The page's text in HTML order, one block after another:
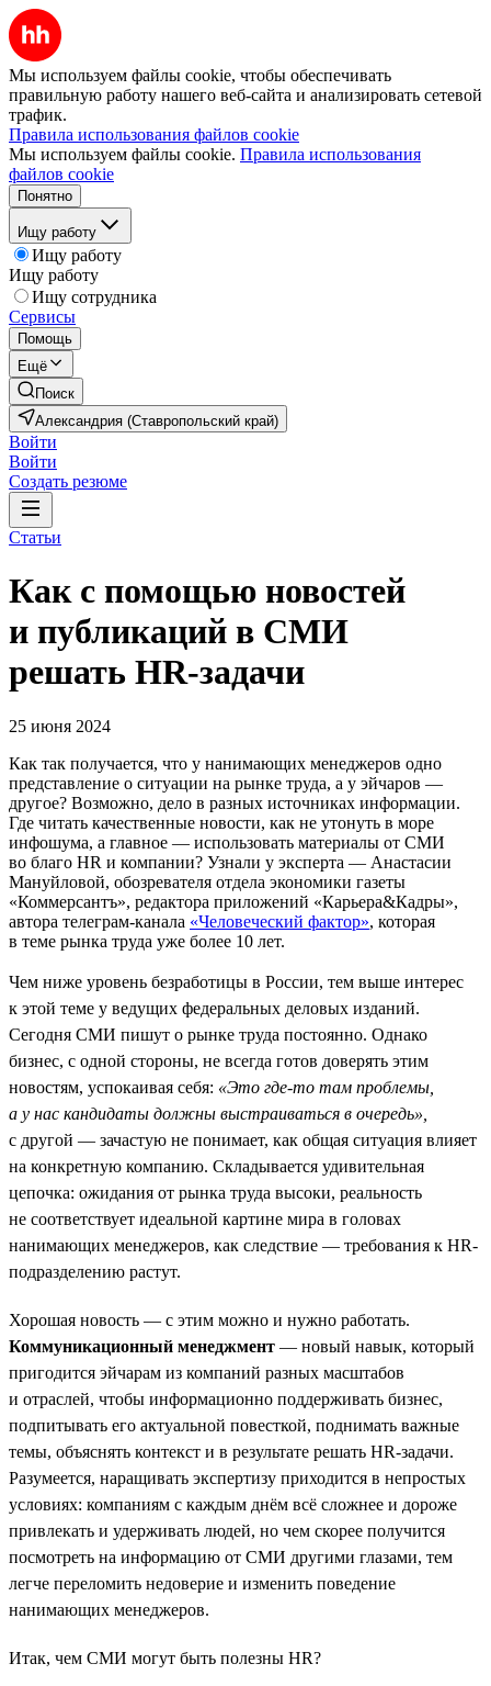
Мы используем файлы cookie, чтобы обеспечивать
правильную работу нашего веб-сайта и анализировать сетевой
трафик.
Правила использования файлов cookie
Мы используем файлы cookie. Правила использования
файлов cookie
Понятно
Ищу работу
Ищу работу
Ищу работу
Ищу сотрудника
Сервисы
Помощь
Ещё
Поиск
Александрия (Ставропольский край)
Войти
Войти
Создать резюме
Статьи
Как с помощью новостей
и публикаций в СМИ
решать HR-задачи
25 июня 2024
Как так получается, что у нанимающих менеджеров одно
представление о ситуации на рынке труда, а у эйчаров —
другое? Возможно, дело в разных источниках информации.
Где читать качественные новости, как не утонуть в море
инфошума, а главное — использовать материалы от СМИ
во благо HR и компании? Узнали у эксперта — Анастасии
Мануйловой, обозревателя отдела экономики газеты
«Коммерсантъ», редактора приложений «Карьера&Кадры»,
автора телеграм-канала «Человеческий фактор», которая
в теме рынка труда уже более 10 лет.
Чем ниже уровень безработицы в России, тем выше интерес
к этой теме у ведущих федеральных деловых изданий.
Сегодня СМИ пишут о рынке труда постоянно. Однако
бизнес, с одной стороны, не всегда готов доверять этим
новостям, успокаивая себя: «Это где-то там проблемы,
а у нас кандидаты должны выстраиваться в очередь»,
с другой — зачастую не понимает, как общая ситуация влияет
на конкретную компанию. Складывается удивительная
цепочка: ожидания от рынка труда высоки, реальность
не соответствует идеальной картине мира в головах
нанимающих менеджеров, как следствие — требования к HR-
подразделению растут.
Хорошая новость — с этим можно и нужно работать.
Коммуникационный менеджмент — новый навык, который
пригодится эйчарам из компаний разных масштабов
и отраслей, чтобы информационно поддерживать бизнес,
подпитывать его актуальной повесткой, поднимать важные
темы, объяснять контекст и в результате решать HR-задачи.
Разумеется, наращивать экспертизу приходится в непростых
условиях: компаниям с каждым днём всё сложнее и дороже
привлекать и удерживать людей, но чем скорее получится
посмотреть на информацию от СМИ другими глазами, тем
легче переломить недоверие и изменить поведение
нанимающих менеджеров.
Итак, чем СМИ могут быть полезны HR?